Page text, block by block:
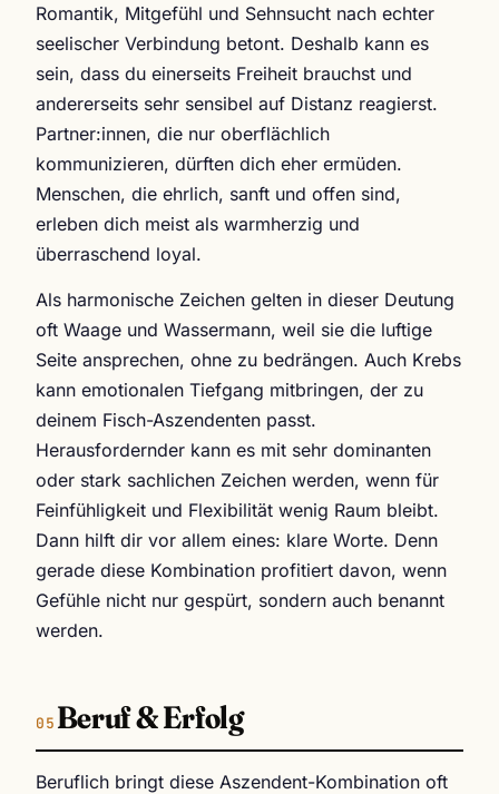
Romantik, Mitgefühl und Sehnsucht nach echter
seelischer Verbindung betont. Deshalb kann es
sein, dass du einerseits Freiheit brauchst und
andererseits sehr sensibel auf Distanz reagierst.
Partner:innen, die nur oberflächlich
kommunizieren, dürften dich eher ermüden.
Menschen, die ehrlich, sanft und offen sind,
erleben dich meist als warmherzig und
überraschend loyal.
Als harmonische Zeichen gelten in dieser Deutung
oft Waage und Wassermann, weil sie die luftige
Seite ansprechen, ohne zu bedrängen. Auch Krebs
kann emotionalen Tiefgang mitbringen, der zu
deinem Fisch-Aszendenten passt.
Herausfordernder kann es mit sehr dominanten
oder stark sachlichen Zeichen werden, wenn für
Feinfühligkeit und Flexibilität wenig Raum bleibt.
Dann hilft dir vor allem eines: klare Worte. Denn
gerade diese Kombination profitiert davon, wenn
Gefühle nicht nur gespürt, sondern auch benannt
werden.
Beruf & Erfolg
Beruflich bringt diese Aszendent-Kombination oft